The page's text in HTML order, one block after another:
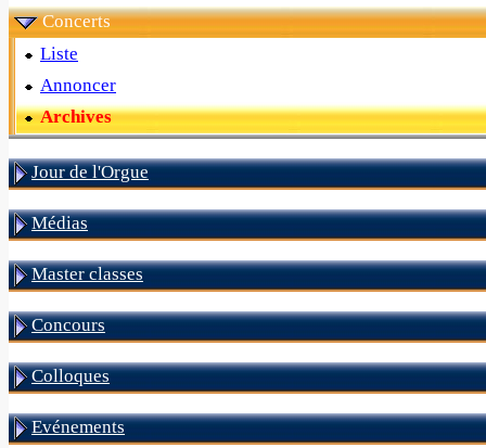
Concerts
Liste
Annoncer
Archives
Jour de l'Orgue
Médias
Master classes
Concours
Colloques
Evénements